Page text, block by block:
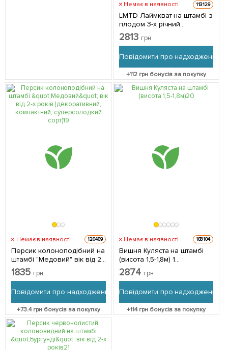
Немає в наявності 113129
LMTD Лаймкват на штамбі з
плодом 3-х річний
"Citrofortunella Floridana"
(25-45см) з Нідерландів 1
2813 грн
Повідомити про надходження
+112 грн бонусів за покупку
Немає в наявності 120469
Персик колоноподібний на
штамбі "Медовий" вік від 2-
х років (декоративний,
компактний,
саджанець в упаковці
1835 грн
Повідомити про надходження
+73.4грн бонусів за покупку
Немає в наявності 168104
Вишня Куляста на штамбі
(висота 1,5-1,8м) 1
саджанець в упаковці
2874 грн
Повідомити про надходження
+114грн бонусів за покупку